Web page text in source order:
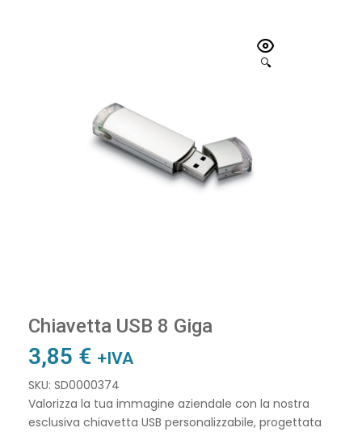
🔍
Chiavetta USB 8 Giga
3,85 € +IVA
SKU: SD0000374
Valorizza la tua immagine aziendale con la nostra
esclusiva chiavetta USB personalizzabile, progettata